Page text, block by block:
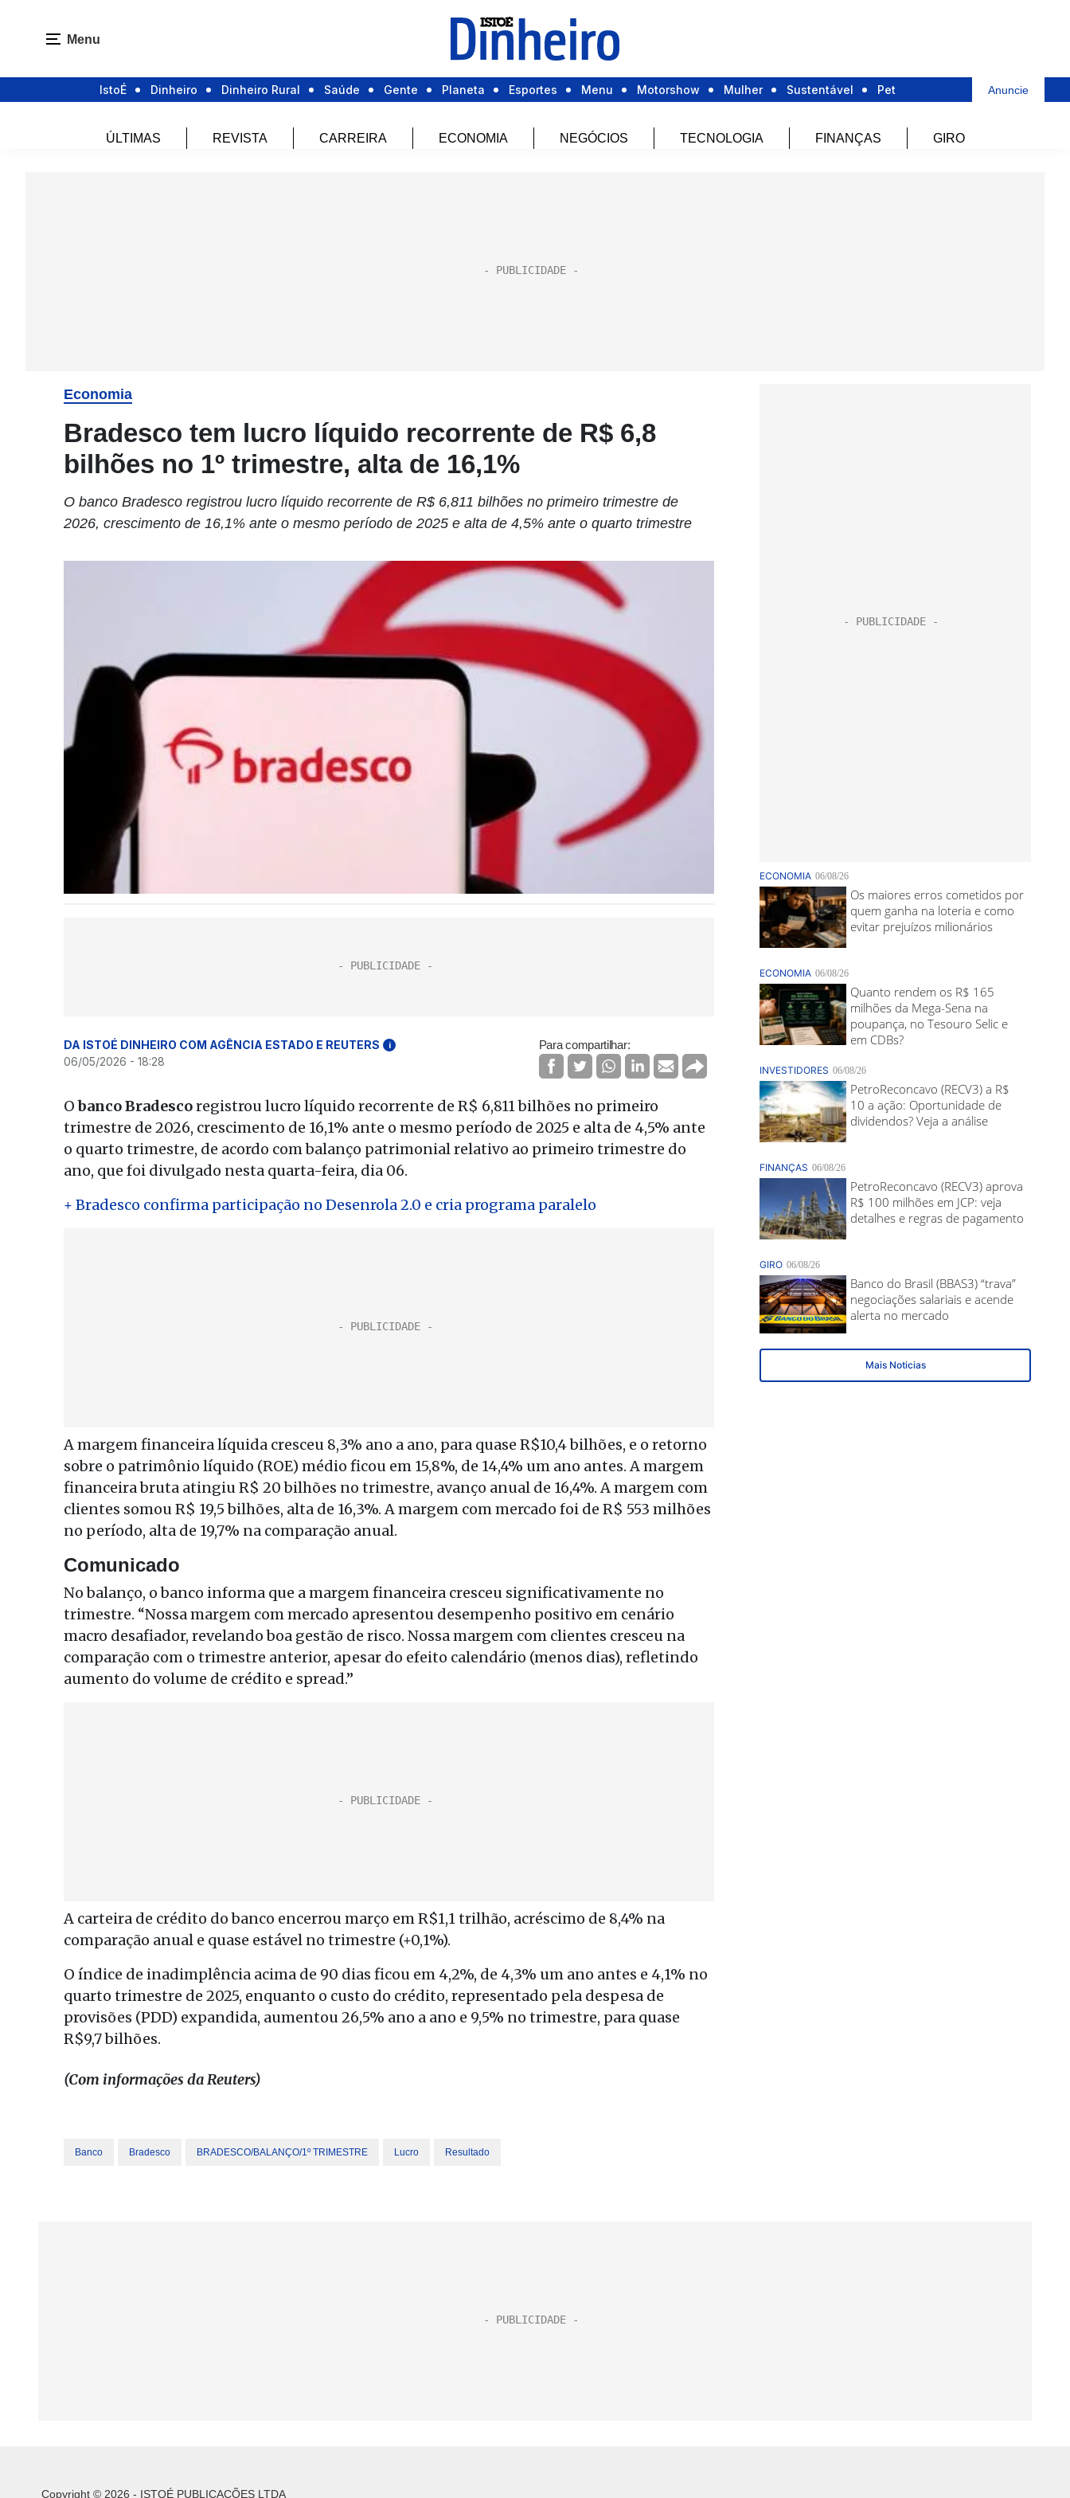
Menu
IstoÉ Dinheiro Dinheiro Rural Saúde Gente Planeta Esportes Menu Motorshow Mulher Sustentável Pet Anuncie
ÚLTIMAS REVISTA CARREIRA ECONOMIA NEGÓCIOS TECNOLOGIA FINANÇAS GIRO
Economia
Bradesco tem lucro líquido recorrente de R$ 6,8
bilhões no 1º trimestre, alta de 16,1%
O banco Bradesco registrou lucro líquido recorrente de R$ 6,811 bilhões no primeiro trimestre de
2026, crescimento de 16,1% ante o mesmo período de 2025 e alta de 4,5% ante o quarto trimestre
DA ISTOÉ DINHEIRO COM AGÊNCIA ESTADO E REUTERS i
06/05/2026 - 18:28
Para compartilhar:
Obanco Bradescoregistrou lucro líquido recorrente de R$ 6,811 bilhões no primeiro
trimestre de 2026, crescimento de 16,1% ante o mesmo período de 2025 e alta de 4,5% ante
o quarto trimestre, de acordo com balanço patrimonial relativo ao primeiro trimestre do
ano, que foi divulgado nesta quarta-feira, dia 06.
+ Bradesco confirma participação no Desenrola 2.0 e cria programa paralelo
A margem financeira líquida cresceu 8,3% ano a ano, para quase R$10,4 bilhões, e o retorno
sobre o patrimônio líquido (ROE) médio ficou em 15,8%, de 14,4% um ano antes. A margem
financeira bruta atingiu R$ 20 bilhões no trimestre, avanço anual de 16,4%. A margem com
clientes somou R$ 19,5 bilhões, alta de 16,3%. A margem com mercado foi de R$ 553 milhões
no período, alta de 19,7% na comparação anual.
Comunicado
No balanço, o banco informa que a margem financeira cresceu significativamente no
trimestre. “Nossa margem com mercado apresentou desempenho positivo em cenário
macro desafiador, revelando boa gestão de risco. Nossa margem com clientes cresceu na
comparação com o trimestre anterior, apesar do efeito calendário (menos dias), refletindo
aumento do volume de crédito e spread.”
A carteira de crédito do banco encerrou março em R$1,1 trilhão, acréscimo de 8,4% na
comparação anual e quase estável no trimestre (+0,1%).
O índice de inadimplência acima de 90 dias ficou em 4,2%, de 4,3% um ano antes e 4,1% no
quarto trimestre de 2025, enquanto o custo do crédito, representado pela despesa de
provisões (PDD) expandida, aumentou 26,5% ano a ano e 9,5% no trimestre, para quase
R$9,7 bilhões.
(Com informações da Reuters)
Banco Bradesco BRADESCO/BALANÇO/1º TRIMESTRE Lucro Resultado
Copyright © 2026 - ISTOÉ PUBLICAÇÕES LTDA